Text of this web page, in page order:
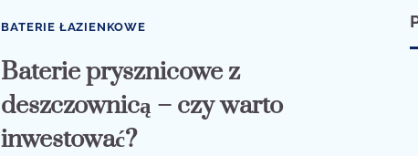
BATERIE ŁAZIENKOWE
Baterie prysznicowe z
deszczownicą – czy warto
inwestować?